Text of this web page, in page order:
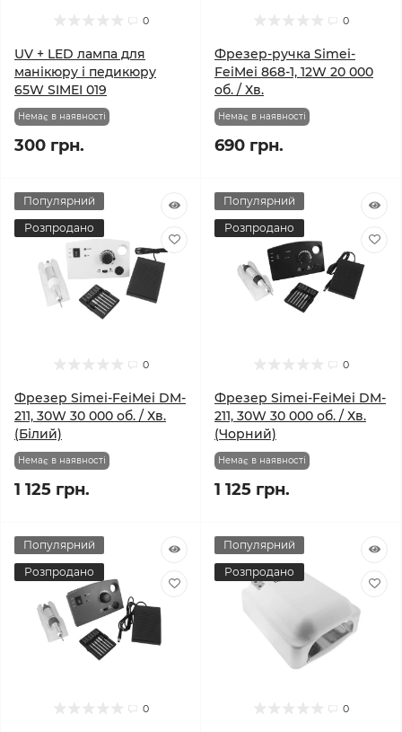
0
UV + LED лампа для
манікюру і педикюру
65W SIMEI 019
Немає в наявності
300 грн.
0
Фрезер-ручка Simei-
FeiMei 868-1, 12W 20 000
об. / Хв.
Немає в наявності
690 грн.
Популярний
Розпродано
0
Фрезер Simei-FeiMei DM-
211, 30W 30 000 об. / Хв.
(Білий)
Немає в наявності
1 125 грн.
Популярний
Розпродано
0
Фрезер Simei-FeiMei DM-
211, 30W 30 000 об. / Хв.
(Чорний)
Немає в наявності
1 125 грн.
Популярний
Розпродано
0
Популярний
Розпродано
0